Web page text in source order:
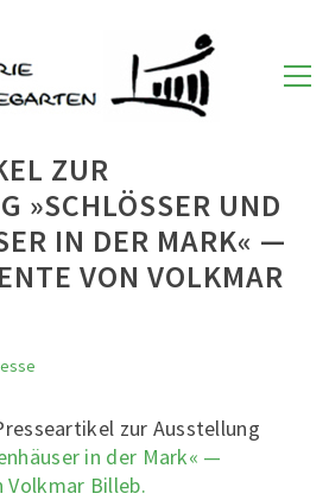
ZUR
»SCHLÖSSER UND
IN DER MARK« —
VON VOLKMAR
zur Ausstellung
in der Mark« —
Billeb.